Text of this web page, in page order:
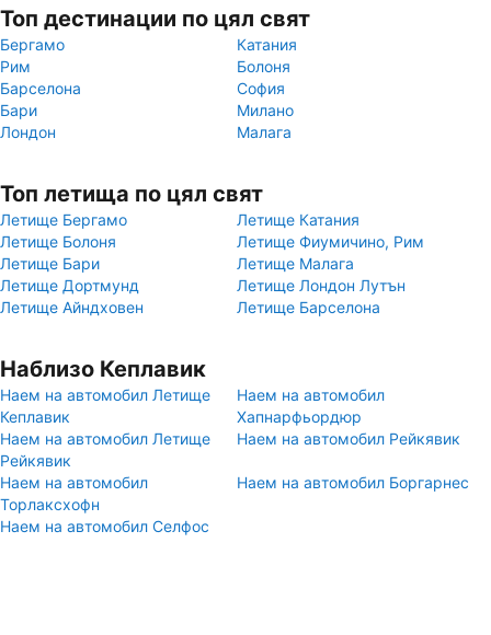
Топ дестинации по цял свят
Бергамо
Катания
Рим
Болоня
Барселона
София
Бари
Милано
Лондон
Малага
Топ летища по цял свят
Летище Бергамо
Летище Катания
Летище Болоня
Летище Фиумичино, Рим
Летище Бари
Летище Малага
Летище Дортмунд
Летище Лондон Лутън
Летище Айндховен
Летище Барселона
Наблизо Кеплавик
Наем на автомобил Летище
Кеплавик
Наем на автомобил
Хапнарфьордюр
Наем на автомобил Летище
Рейкявик
Наем на автомобил Рейкявик
Наем на автомобил
Торлаксхофн
Наем на автомобил Боргарнес
Наем на автомобил Селфос